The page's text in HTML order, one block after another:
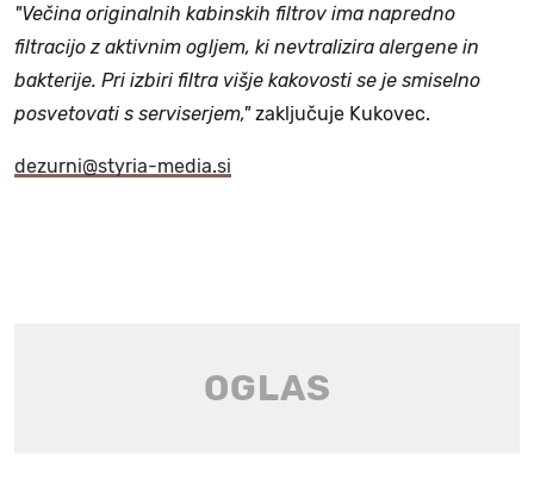
"Večina originalnih kabinskih filtrov ima napredno
filtracijo z aktivnim ogljem, ki nevtralizira alergene in
bakterije. Pri izbiri filtra višje kakovosti se je smiselno
posvetovati s serviserjem,"zaključuje Kukovec.
dezurni@styria-media.si